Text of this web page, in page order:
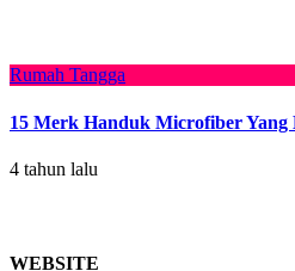
Rumah Tangga
15 Merk Handuk Microfiber Yang
4 tahun lalu
WEBSITE